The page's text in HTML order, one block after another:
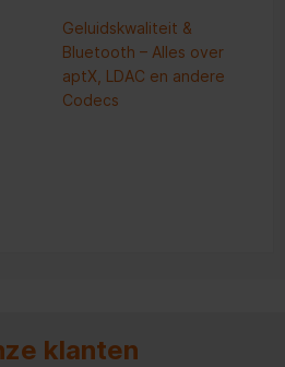
Geluidskwaliteit &
Bluetooth – Alles over
aptX, LDAC en andere
Codecs
klanten